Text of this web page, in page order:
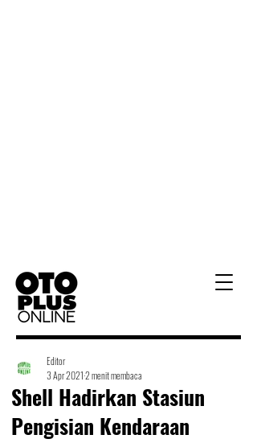
Shell Hadirkan Stasiun
Pengisian Kendaraan
Editor
3 Apr 20212 menit membaca